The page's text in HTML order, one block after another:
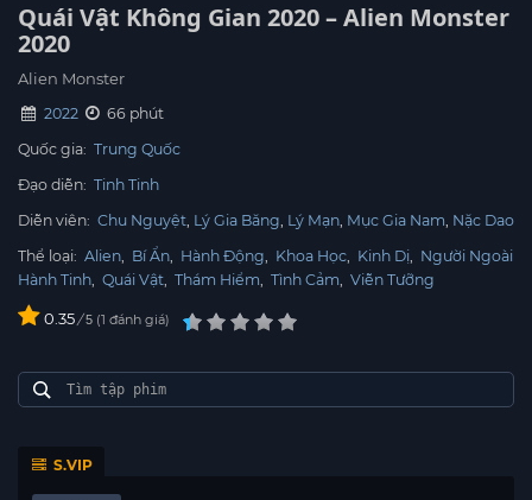
Quái Vật Không Gian 2020 – Alien Monster
2020
Alien Monster
2022
66 phút
Quốc gia: Trung Quốc
Đạo diễn: Tinh Tinh
Diễn viên: Chu Nguyệt Lý Gia Băng Lý Mạn Mục Gia Nam Nặc Dao
Thể loại: Alien, Bí Ẩn, Hành Động, Khoa Học, Kinh Dị, Người Ngoài
Hành Tinh, Quái Vật, Thám Hiểm, Tình Cảm, Viễn Tưỡng
0.35/ 5 1 đánh giá
S.VIP